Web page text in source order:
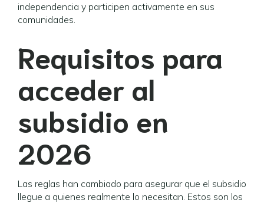
independencia y participen activamente en sus
comunidades.
Requisitos para
acceder al
subsidio en
2026
Las reglas han cambiado para asegurar que el subsidio
llegue a quienes realmente lo necesitan. Estos son los